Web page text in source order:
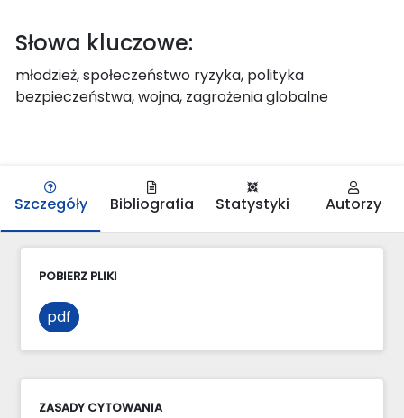
Słowa kluczowe:
młodzież, społeczeństwo ryzyka, polityka
bezpieczeństwa, wojna, zagrożenia globalne
Szczegóły Bibliografia Statystyki Autorzy
POBIERZ PLIKI
pdf
ZASADY CYTOWANIA